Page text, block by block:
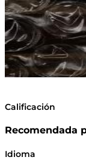
Calificación
Recomendada
Idioma